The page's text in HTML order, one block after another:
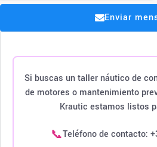
Enviar
Si buscas un taller náutico de
de motores o mantenimiento
Krautic estamos listos
📞Teléfono de contacto: